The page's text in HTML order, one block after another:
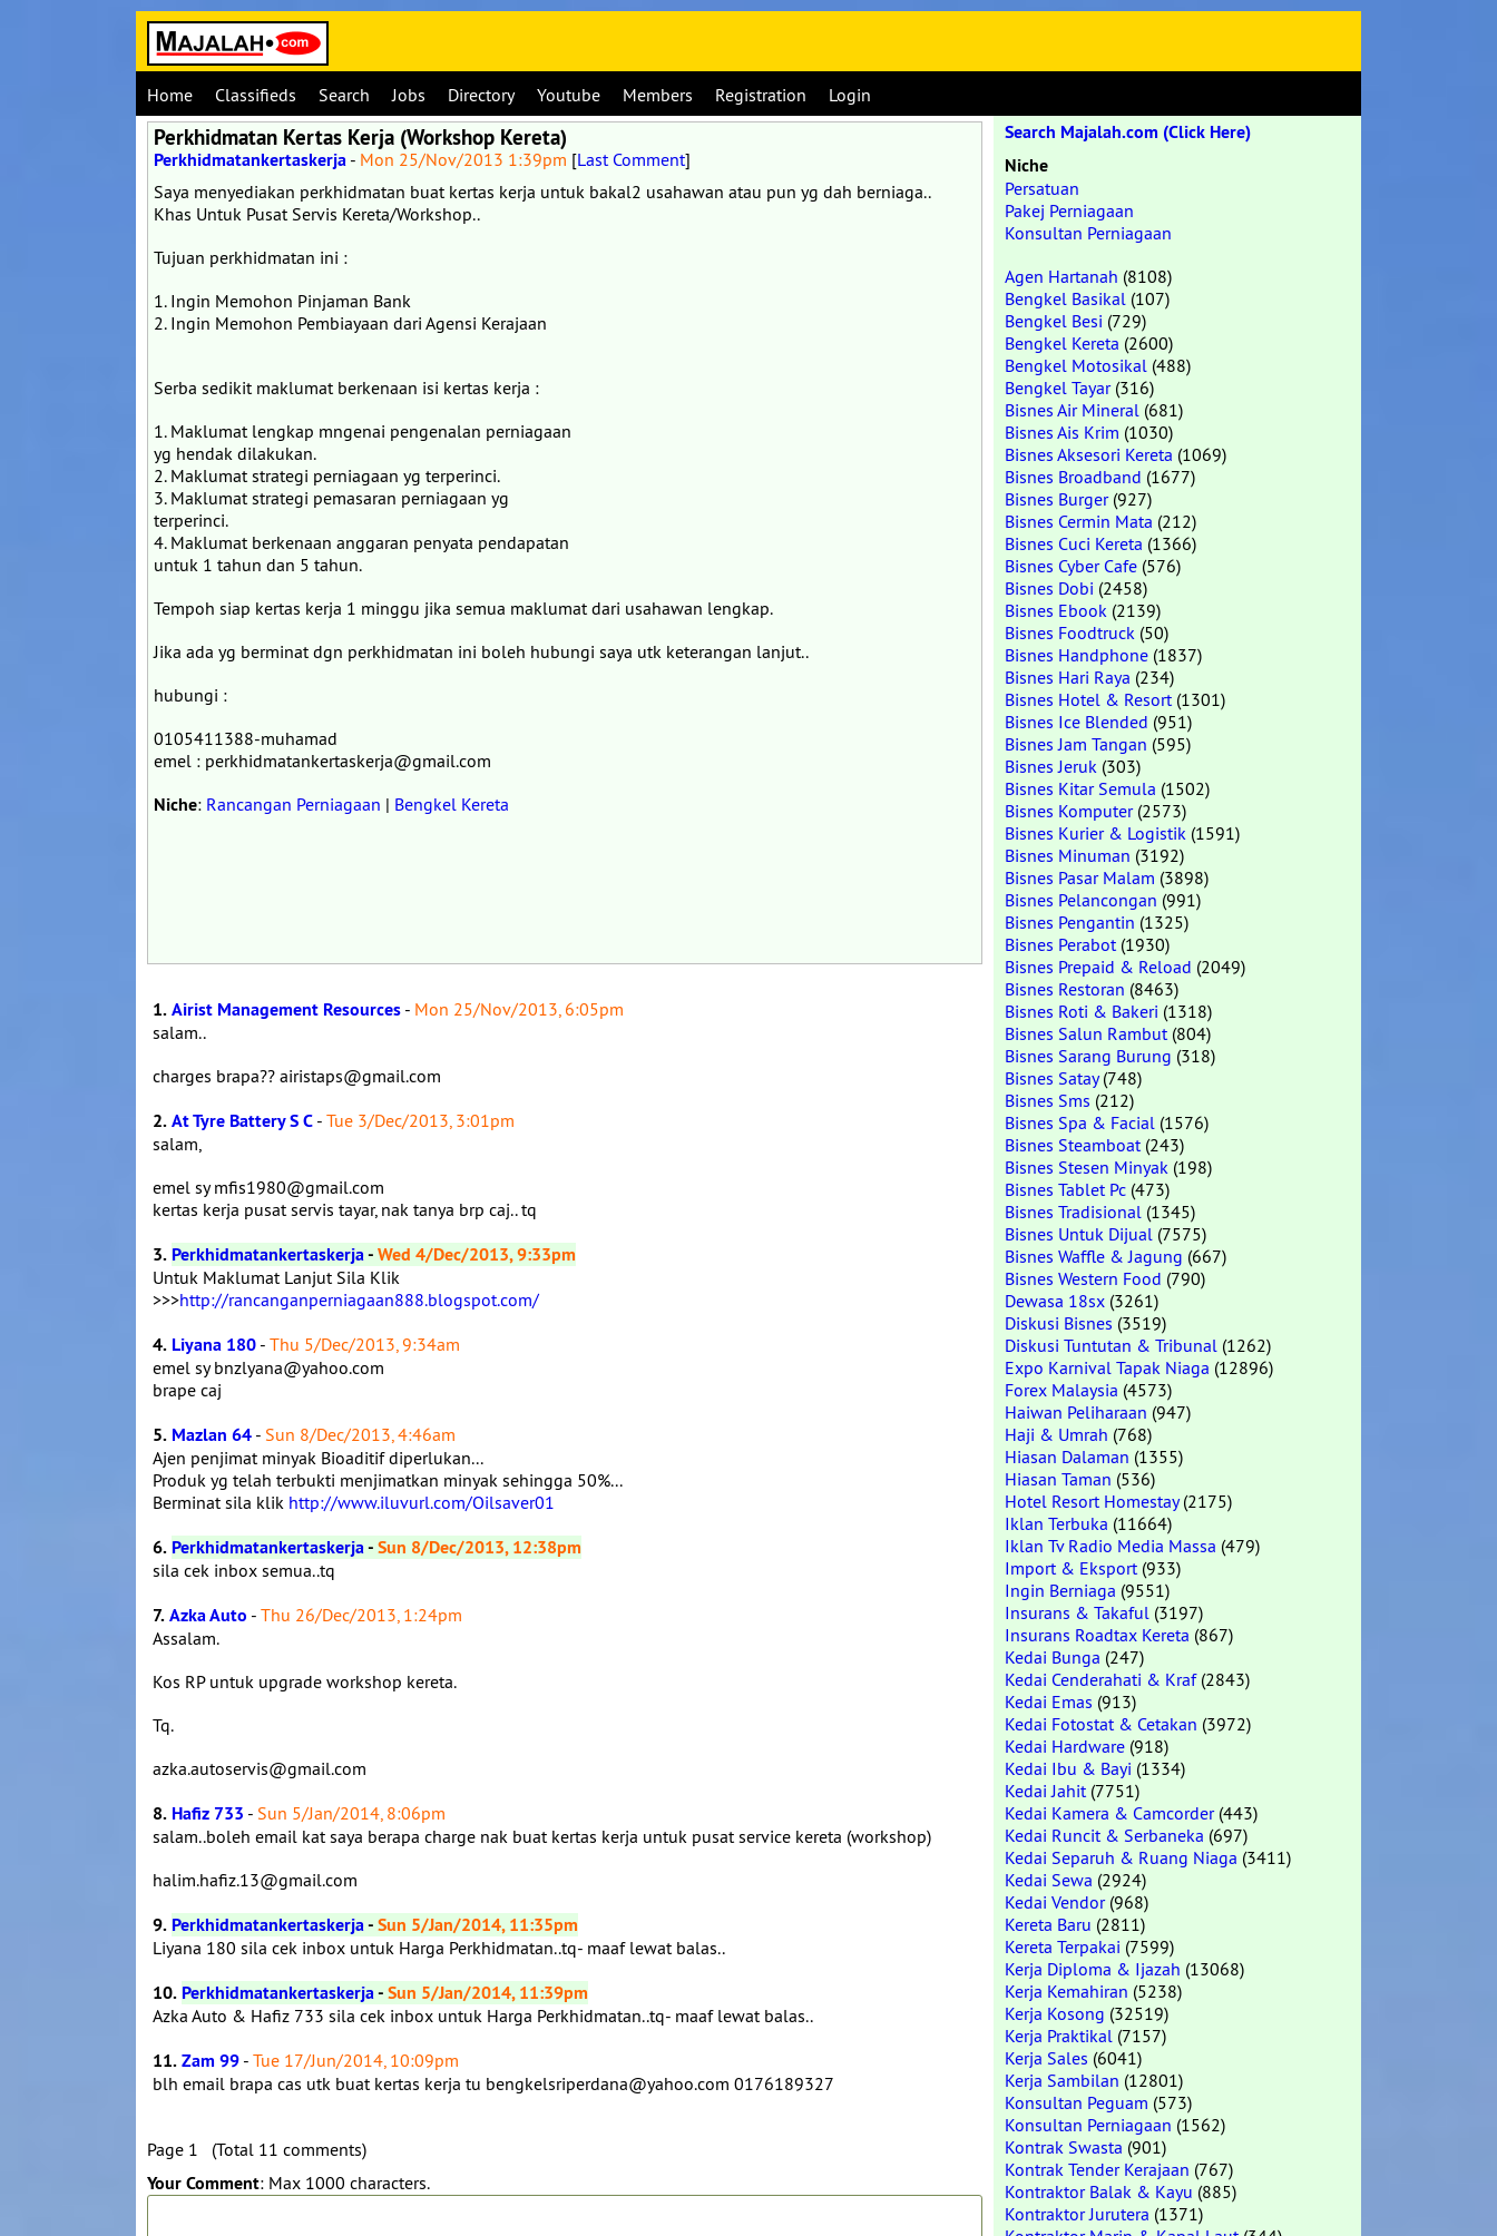
Home Classifieds Search Jobs Directory Youtube Members Registration Login
Perkhidmatan Kertas Kerja (Workshop Kereta)
Perkhidmatankertaskerja - Mon 25/Nov/2013 1:39pm [Last Comment]
Saya menyediakan perkhidmatan buat kertas kerja untuk bakal2 usahawan atau pun yg dah berniaga..
Khas Untuk Pusat Servis Kereta/Workshop..
Tujuan perkhidmatan ini :
1. Ingin Memohon Pinjaman Bank
2. Ingin Memohon Pembiayaan dari Agensi Kerajaan
Serba sedikit maklumat berkenaan isi kertas kerja :
1. Maklumat lengkap mngenai pengenalan perniagaan
yg hendak dilakukan.
2. Maklumat strategi perniagaan yg terperinci.
3. Maklumat strategi pemasaran perniagaan yg
terperinci.
4. Maklumat berkenaan anggaran penyata pendapatan
untuk 1 tahun dan 5 tahun.
Tempoh siap kertas kerja 1 minggu jika semua maklumat dari usahawan lengkap.
Jika ada yg berminat dgn perkhidmatan ini boleh hubungi saya utk keterangan lanjut..
hubungi :
0105411388-muhamad
emel : perkhidmatankertaskerja@gmail.com
Niche: Rancangan Perniagaan | Bengkel Kereta
1.Airist Management Resources - Mon 25/Nov/2013, 6:05pm
salam..
charges brapa?? airistaps@gmail.com
2.At Tyre Battery S C - Tue 3/Dec/2013, 3:01pm
salam,
emel sy mfis1980@gmail.com
kertas kerja pusat servis tayar, nak tanya brp caj.. tq
3. Perkhidmatankertaskerja-Wed 4/Dec/2013, 9:33pm
Untuk Maklumat Lanjut Sila Klik
>>>http://rancanganperniagaan888.blogspot.com/
4. Liyana 180 - Thu 5/Dec/2013, 9:34am
emel sy bnzlyana@yahoo.com
brape caj
5. Mazlan 64 - Sun 8/Dec/2013, 4:46am
Ajen penjimat minyak Bioaditif diperlukan...
Produk yg telah terbukti menjimatkan minyak sehingga 50%...
Berminat sila klik http://www.iluvurl.com/Oilsaver01
6. Perkhidmatankertaskerja-Sun 8/Dec/2013, 12:38pm
sila cek inbox semua..tq
7.Azka Auto - Thu 26/Dec/2013, 1:24pm
Assalam.
Kos RP untuk upgrade workshop kereta.
Tq.
azka.autoservis@gmail.com
8. Hafiz 733 - Sun 5/Jan/2014, 8:06pm
salam..boleh email kat saya berapa charge nak buat kertas kerja untuk pusat service kereta (workshop)
halim.hafiz.13@gmail.com
9. Perkhidmatankertaskerja-Sun 5/Jan/2014, 11:35pm
Liyana 180 sila cek inbox untuk Harga Perkhidmatan..tq- maaf lewat balas..
10. Perkhidmatankertaskerja-Sun 5/Jan/2014, 11:39pm
Azka Auto & Hafiz 733 sila cek inbox untuk Harga Perkhidmatan..tq- maaf lewat balas..
11.Zam 99 - Tue 17/Jun/2014, 10:09pm
blh email brapa cas utk buat kertas kerja tu bengkelsriperdana@yahoo.com 0176189327
Page 1 (Total 11 comments)
Your Comment: Max 1000 characters.
Search Majalah.com (Click Here)
Niche
Persatuan
Pakej Perniagaan
Konsultan Perniagaan
Agen Hartanah (8108)
Bengkel Basikal (107)
Bengkel Besi (729)
Bengkel Kereta (2600)
Bengkel Motosikal (488)
Bengkel Tayar(316)
Bisnes Air Mineral (681)
Bisnes Ais Krim (1030)
Bisnes Aksesori Kereta (1069)
Bisnes Broadband (1677)
Bisnes Burger(927)
Bisnes Cermin Mata (212)
Bisnes Cuci Kereta (1366)
Bisnes Cyber Cafe (576)
Bisnes Dobi (2458)
Bisnes Ebook (2139)
Bisnes Foodtruck (50)
Bisnes Handphone (1837)
Bisnes Hari Raya (234)
Bisnes Hotel & Resort(1301)
Bisnes Ice Blended (951)
Bisnes Jam Tangan (595)
Bisnes Jeruk (303)
Bisnes Kitar Semula (1502)
Bisnes Komputer(2573)
Bisnes Kurier & Logistik (1591)
Bisnes Minuman (3192)
Bisnes Pasar Malam (3898)
Bisnes Pelancongan (991)
Bisnes Pengantin (1325)
Bisnes Perabot(1930)
Bisnes Prepaid & Reload (2049)
Bisnes Restoran (8463)
Bisnes Roti & Bakeri (1318)
Bisnes Salun Rambut(804)
Bisnes Sarang Burung (318)
Bisnes Satay(748)
Bisnes Sms (212)
Bisnes Spa & Facial (1576)
Bisnes Steamboat(243)
Bisnes Stesen Minyak (198)
Bisnes Tablet Pc (473)
Bisnes Tradisional (1345)
Bisnes Untuk Dijual (7575)
Bisnes Waffle & Jagung (667)
Bisnes Western Food (790)
Dewasa 18sx (3261)
Diskusi Bisnes (3519)
Diskusi Tuntutan & Tribunal (1262)
Expo Karnival Tapak Niaga (12896)
Forex Malaysia (4573)
Haiwan Peliharaan (947)
Haji & Umrah (768)
Hiasan Dalaman (1355)
Hiasan Taman (536)
Hotel Resort Homestay(2175)
Iklan Terbuka (11664)
Iklan Tv Radio Media Massa (479)
Import & Eksport(933)
Ingin Berniaga (9551)
Insurans & Takaful (3197)
Insurans Roadtax Kereta (867)
Kedai Bunga (247)
Kedai Cenderahati & Kraf(2843)
Kedai Emas (913)
Kedai Fotostat & Cetakan (3972)
Kedai Hardware (918)
Kedai Ibu & Bayi (1334)
Kedai Jahit(7751)
Kedai Kamera & Camcorder(443)
Kedai Runcit & Serbaneka (697)
Kedai Separuh & Ruang Niaga (3411)
Kedai Sewa (2924)
Kedai Vendor(968)
Kereta Baru (2811)
Kereta Terpakai (7599)
Kerja Diploma & Ijazah (13068)
Kerja Kemahiran (5238)
Kerja Kosong (32519)
Kerja Praktikal (7157)
Kerja Sales (6041)
Kerja Sambilan (12801)
Konsultan Peguam (573)
Konsultan Perniagaan (1562)
Kontrak Swasta (901)
Kontrak Tender Kerajaan (767)
Kontraktor Balak & Kayu (885)
Kontraktor Jurutera (1371)